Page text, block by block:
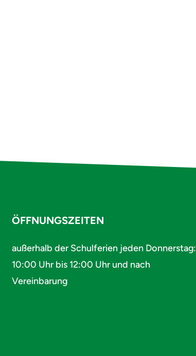
ÖFFNUNGSZEITEN
außerhalb der Schulferien jeden Donnerstag:
10:00 Uhr bis 12:00 Uhr und nach
Vereinbarung